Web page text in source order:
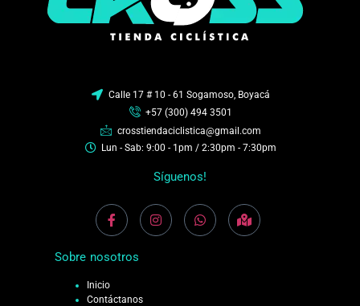
Calle 17 # 10 - 61 Sogamoso, Boyacá
+57 (300) 494 3501
crosstiendaciclistica@gmail.com
Lun - Sab: 9:00 - 1pm / 2:30pm - 7:30pm
Síguenos!
Sobre nosotros
Inicio
Contáctanos